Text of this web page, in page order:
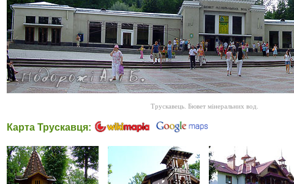
Трускавець. Бювет мінеральних вод.
Карта Трускавця: